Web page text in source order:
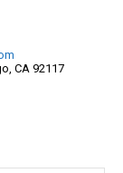
CA 92117